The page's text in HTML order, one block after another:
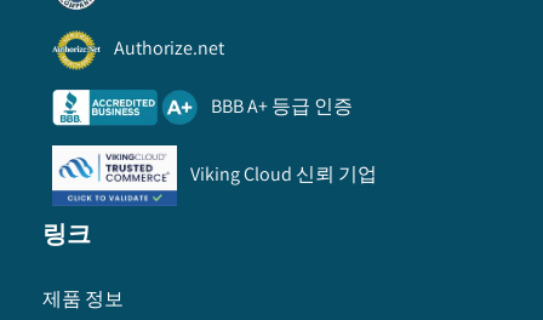
Authorize.net
BBB A+ 등급 인증
Viking Cloud 신뢰 기업
링크
제품 정보